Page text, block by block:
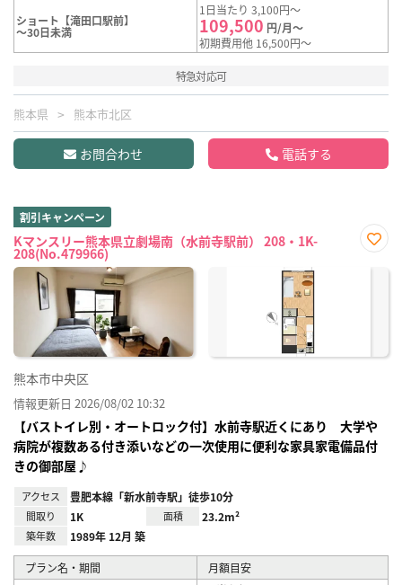
ショート【滝田口駅前】
～30日未満
1日当たり 3,100円～
109,500 円/月～
初期費用他 16,500円～
特急対応可
熊本県 熊本市北区
お問合わせ 電話する
割引キャンペーン
Kマンスリー熊本県立劇場南（水前寺駅前） 208・1K-
208(No.479966)
に入
熊本市中央区
情報更新日 2026/08/02 10:32
【バストイレ別・オートロック付】水前寺駅近くにあり 大学や
病院が複数ある付き添いなどの一次使用に便利な家具家電備品付
きの御部屋♪
アクセス 豊肥本線「新水前寺駅」徒歩10分
間取り 1K 面積 23.2m²
築年数 1989年 12月 築
プラン名・期間
月額目安